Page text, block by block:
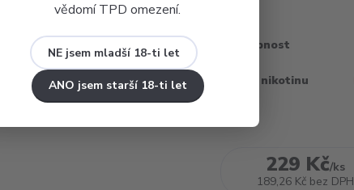
vědomí TPD omezení.
NE jsem mladší 18-ti let
ANO jsem starší 18-ti let
Dostupnost
Obsah nikotinu
229 Kč/ks
189,26 Kč bez DPH